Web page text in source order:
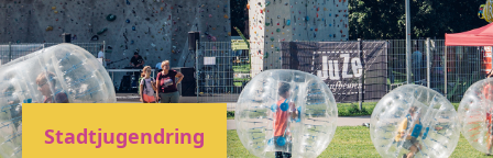
Stadtjugendring